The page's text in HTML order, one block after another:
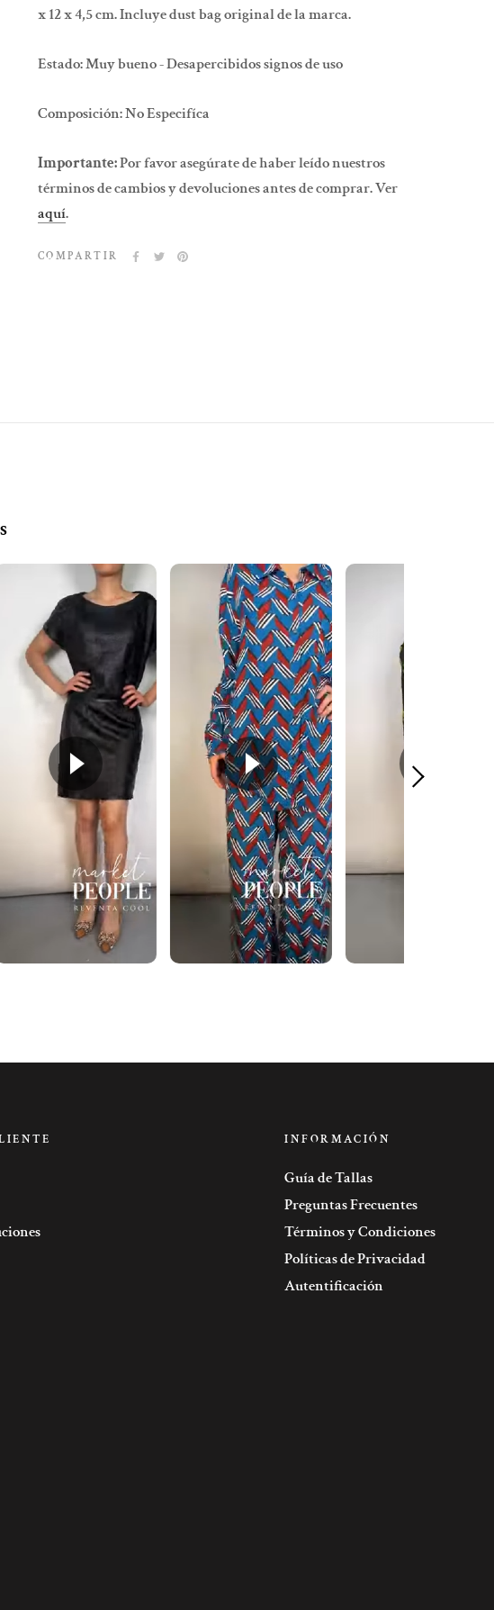
x 12 x 4,5 cm. Incluye dust bag original de la marca.
Estado:Muy bueno - Desapercibidos signos de uso
Composición:No Especifíca
Importante:Por favor asegúrate de haber leído nuestros
términos de cambios y devoluciones antes de comprar. Ver
aquí.
COMPARTIR
INFORMACIÓN
Guía de Tallas
Preguntas Frecuentes
Términos y Condiciones
Políticas de Privacidad
Autentificación